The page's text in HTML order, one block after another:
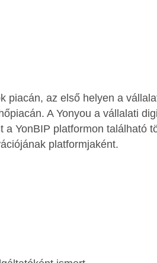
az első helyen a
A Yonyou a vállalati
YonBIP platformon található
platformjaként.